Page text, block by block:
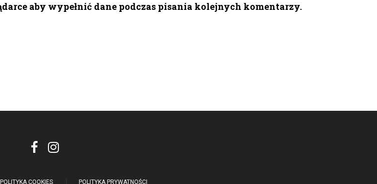
aby wypełnić dane podczas pisania kolejnych komentarzy.
POLITYKA COOKIES POLITYKA PRYWATNOŚCI